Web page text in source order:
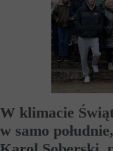
W klimacie
w samo